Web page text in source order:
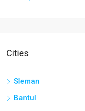
Cities
Sleman
Bantul